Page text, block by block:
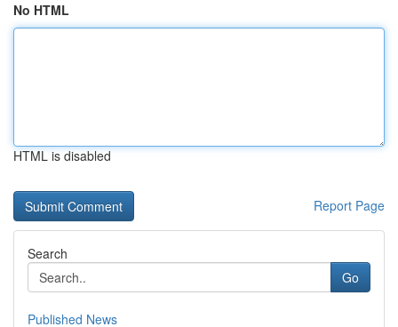
No HTML
HTML is disabled
Report Page
Search
Go
Published News